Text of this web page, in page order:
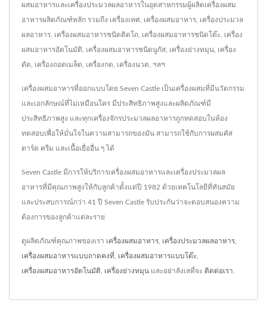
ผสมอาหารและเครื่องประมวลผลอาหารในอุตสาหกรรมผู้ผลิตเครื่องผสม
อาหารผลิตภัณฑ์หลัก รวมถึง เครื่องเทศ, เครื่องผสมอาหาร, เครื่องประมวล
ผลอาหาร, เครื่องผสมอาหารชนิดติดโถ, เครื่องผสมอาหารชนิดโต๊ะ, เครื่อง
ผสมอาหารอัตโนมัติ, เครื่องผสมอาหารชนิดนูกัส, เครื่องย่างหมุน, เครื่อง
ตัด, เครื่องถอดเมล็ด, เครื่องกด, เครื่องนวด, ฯลฯ
เครื่องผสมอาหารที่ออกแบบโดย Seven Castle เป็นเครื่องผสมที่มีนวัตกรรม
และเอกลักษณ์ที่ไม่เหมือนใคร มีประสิทธิภาพสูงและผลิตภัณฑ์มี
ประสิทธิภาพสูง และทุกเครื่องจักรประมวลผลอาหารถูกทดสอบในห้อง
ทดสอบเพื่อให้มั่นใจในความสามารถของมัน สามารถใช้กับการผสมคัส
ตาร์ด ครีม และเนื้อเยื่ออื่น ๆ ได้
Seven Castle มีการให้บริการเครื่องผสมอาหารและเครื่องประมวลผล
อาหารที่มีคุณภาพสูงให้กับลูกค้าตั้งแต่ปี 1982 ด้วยเทคโนโลยีที่ทันสมัย
และประสบการณ์กว่า 41 ปี Seven Castle รับประกันว่าจะตอบสนองความ
ต้องการของลูกค้าแต่ละราย
ดูผลิตภัณฑ์คุณภาพของเรา เครื่องผสมอาหาร เครื่องประมวลผลอาหาร
เครื่องผสมอาหารแบบถาดคงที่ เครื่องผสมอาหารแบบโต๊ะ
เครื่องผสมอาหารอัตโนมัติ เครื่องย่างหมุน และอย่าลังเลที่จะ ติดต่อเรา